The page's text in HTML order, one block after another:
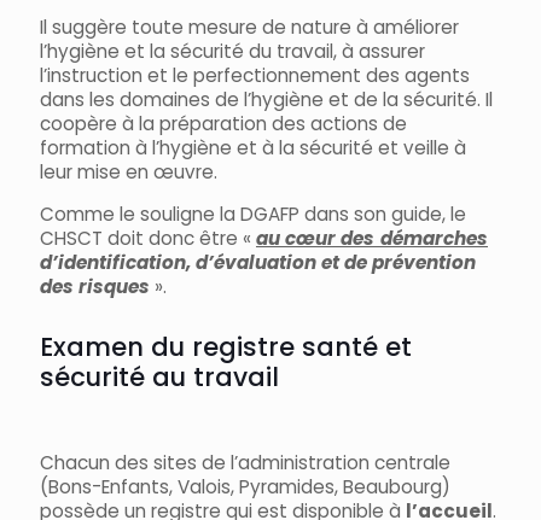
Il suggère toute mesure de nature à améliorer
l’hygiène et la sécurité du travail, à assurer
l’instruction et le perfectionnement des agents
dans les domaines de l’hygiène et de la sécurité. Il
coopère à la préparation des actions de
formation à l’hygiène et à la sécurité et veille à
leur mise en œuvre.
Comme le souligne la DGAFP dans son guide, le
CHSCT doit donc être « au cœur des démarches
d’identification, d’évaluation et de prévention
des risques ».
Examen du registre santé et
sécurité au travail
Chacun des sites de l’administration centrale
(Bons-Enfants, Valois, Pyramides, Beaubourg)
possède un registre qui est disponible à l’accueil.